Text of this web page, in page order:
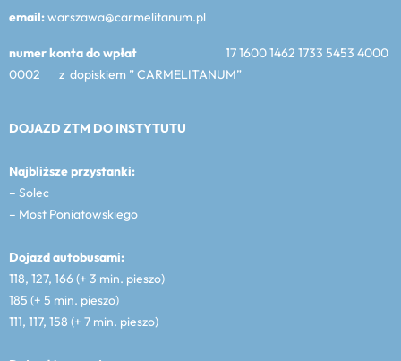
email:warszawa@carmelitanum.pl
numer konta do wpłat 17 1600 1462 1733 5453 4000
0002 z dopiskiem ” CARMELITANUM”
DOJAZD ZTM DO INSTYTUTU
Najbliższe przystanki:
– Solec
– Most Poniatowskiego
Dojazd autobusami:
118, 127, 166 (+ 3 min. pieszo)
185 (+ 5 min. pieszo)
111, 117, 158 (+ 7 min. pieszo)